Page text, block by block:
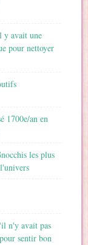
y avait une
pour nettoyer
1700e/an en
les plus
n'y avait pas
sentir bon